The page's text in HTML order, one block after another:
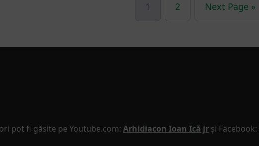
1 2 Next Page »
pot fi găsite pe Youtube.com: Arhidiacon Ioan Ică jr și Facebook: